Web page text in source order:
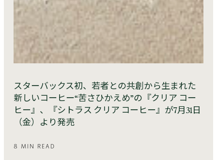
スターバックス初、若者との共創から生まれた
新しいコーヒー“苦さひかえめ”の『クリア コー
ヒー』、『シトラス クリア コーヒー』が7月31日
（金）より発売
8 MIN READ